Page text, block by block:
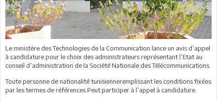
Le ministère des Technologies de la Communication lance un avis d’appel
à candidature pour le choix des administrateurs représentant l’Etat au
conseil d’administration de la Société Nationale des Télécommunications.
Toute personne de nationalité tunisienneremplissant les conditions fixées
par les termes de références Peut participer à l’appel à candidature.